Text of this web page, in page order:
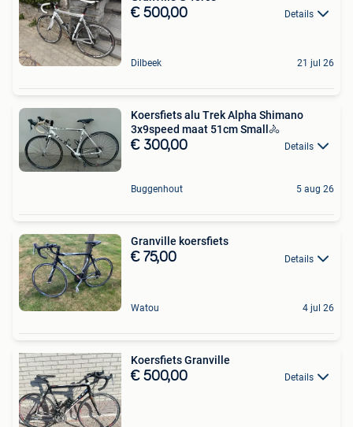
€ 500,00 Details
Dilbeek 21 jul 26
Koersfiets alu Trek Alpha Shimano
3x9speed maat 51cm Small🚴
€ 300,00 Details
Buggenhout 5 aug 26
Granville koersfiets
€ 75,00 Details
Watou 4 jul 26
Koersfiets Granville
€ 500,00 Details